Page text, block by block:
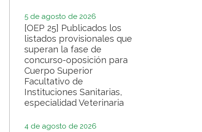
5 de agosto de 2026
[OEP 25] Publicados los
listados provisionales que
superan la fase de
concurso-oposición para
Cuerpo Superior
Facultativo de
Instituciones Sanitarias,
especialidad Veterinaria
4 de agosto de 2026